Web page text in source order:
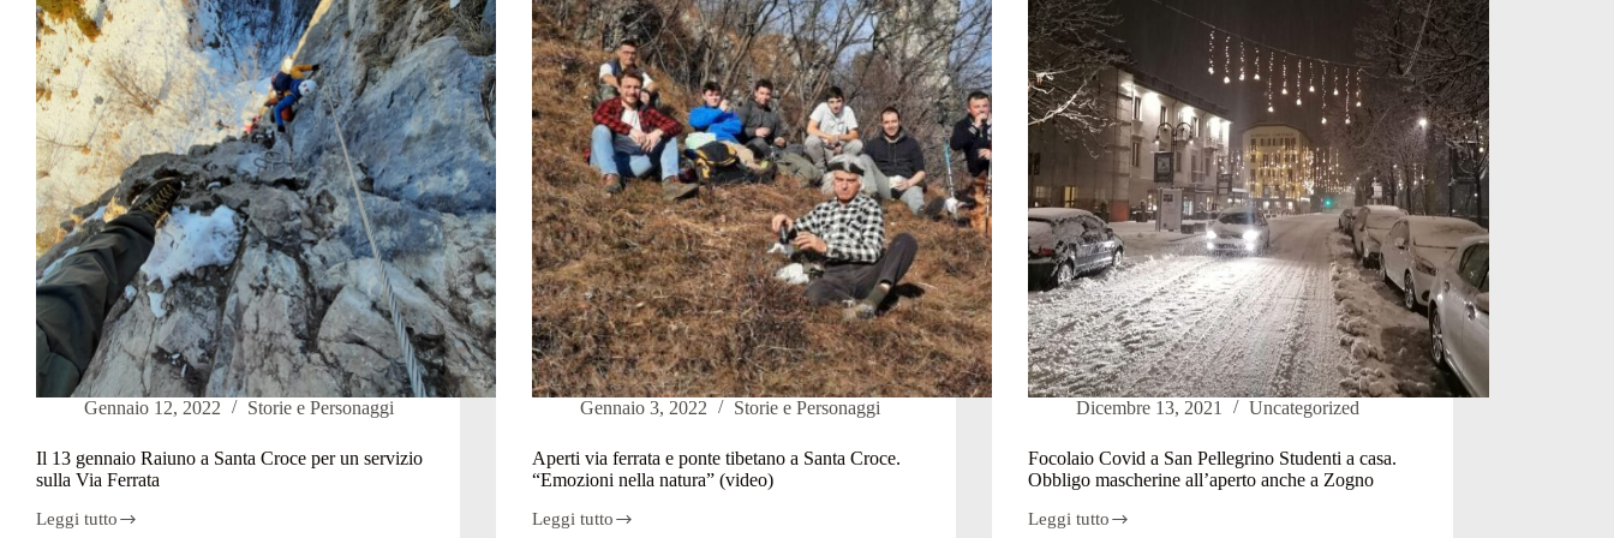
Santa
Croce
resterà
senza
metano.
Il
Comune:
“Tragico
errore”
Il
Comune:
cantiere
possibile
solo
senza
traffico
e
Spettino.
Strada
chiusa
in
estate
per
lavori
Gennaio 12, 2022 Storie e Personaggi
Il 13 gennaio Raiuno a Santa Croce per un servizio
sulla Via Ferrata
Leggi tutto
Il
Gennaio 3, 2022 Storie e Personaggi
Aperti via ferrata e ponte tibetano a Santa Croce.
“Emozioni nella natura” (video)
Leggi tutto
Aperti
Dicembre 13, 2021 Uncategorized
Focolaio Covid a San Pellegrino Studenti a casa.
Obbligo mascherine all’aperto anche a Zogno
Leggi tutto
Focolaio